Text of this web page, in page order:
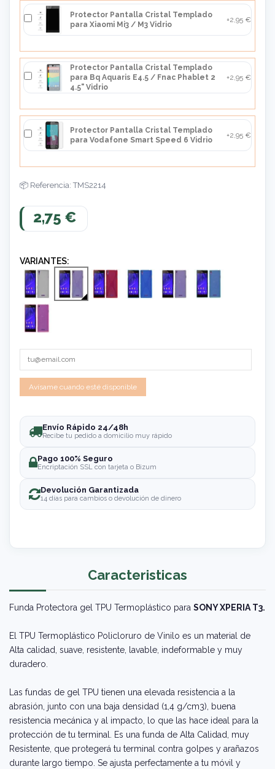
Protector Pantalla Cristal Templado
para Xiaomi Mi3 / M3 Vidrio
+2,95 €
Protector Pantalla Cristal Templado
para Bq Aquaris E4.5 / Fnac Phablet 2
4.5" Vidrio
+2,95 €
Protector Pantalla Cristal Templado
para Vodafone Smart Speed 6 Vidrio
+2,95 €
Referencia: TMS2214
2,75 €
VARIANTES:
Envío Rápido 24/48h
Recibe tu pedido a domicilio muy rápido
Pago 100% Seguro
Encriptación SSL con tarjeta o Bizum
Devolución Garantizada
14 días para cambios o devolución de dinero
Caracteristicas
Funda Protectora gel TPU Termoplástico para SONY XPERIA T3.
El TPU Termoplástico Policloruro de Vinilo es un material de
Alta calidad, suave, resistente, lavable, indeformable y muy
duradero.
Las fundas de gel TPU tienen una elevada resistencia a la
abrasión, junto con una baja densidad (1,4 g/cm3), buena
resistencia mecánica y al impacto, lo que las hace ideal para la
protección de tu terminal. Es una funda de Alta Calidad, muy
Resistente, que protegerá tu terminal contra golpes y arañazos
durante largo tiempo. Se ajusta perfectamente a tu móvil y